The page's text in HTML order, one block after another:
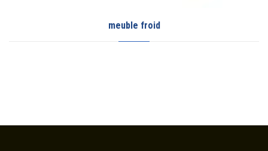
meuble froid